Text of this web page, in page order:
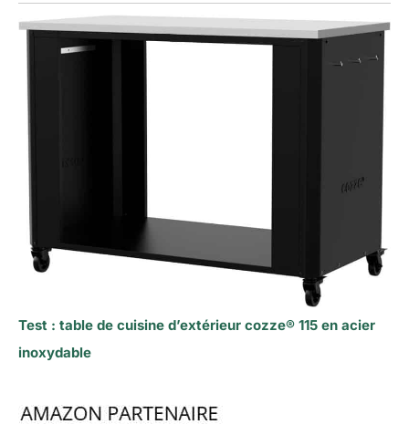
Test : table de cuisine d’extérieur cozze® 115 en acier
inoxydable